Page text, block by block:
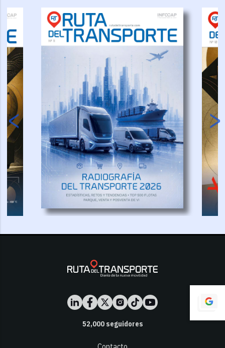
52,000seguidores